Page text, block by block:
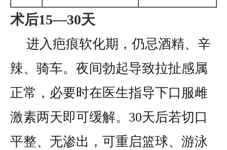
术后15—30天
进入疤痕软化期，仍忌酒精、辛
辣、骑车。夜间勃起导致拉扯感属
正常，必要时在医生指导下口服雌
激素两天即可缓解。30天后若切口
平整、无渗出，可重启篮球、游泳